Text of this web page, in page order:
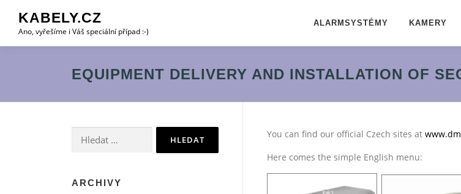
obsah
KABELY.CZ
Ano, vyřešíme i Váš speciální případ :-)
ALARMSYSTÉMY KAMERY
EQUIPMENT DELIVERY AND INSTALLATION OF
You can find our official Czech sites at
Here comes the simple English menu:
Vyhledávání
ARCHIVY